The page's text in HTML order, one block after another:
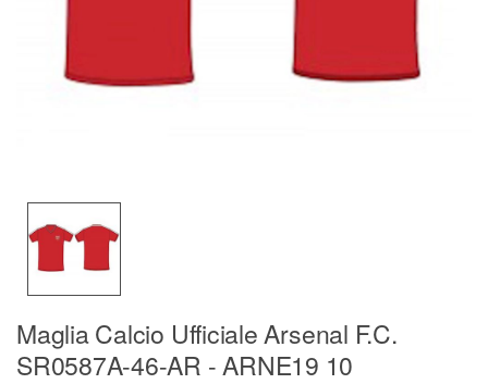
Maglia Calcio Ufficiale Arsenal F.C.
SR0587A-46-AR - ARNE19 10